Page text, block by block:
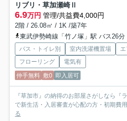
リブリ・草加瀬崎Ⅱ
6.9万円 管理/共益費4,000円
2階 / 26.08㎡ / 1K /築7年
東武伊勢崎線「竹ノ塚」駅 バス26分 東武
バス・トイレ別 室内洗濯機置場
フローリング
電気有
仲手無料 敷0 即入居可
『草加市』の納得のお部屋さがしなら『
で新生活・入居審査が心配の方・初期費
る